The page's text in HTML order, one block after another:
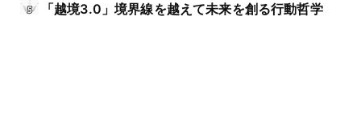
「越境3.0」境界線を越えて未来を創る行動哲学